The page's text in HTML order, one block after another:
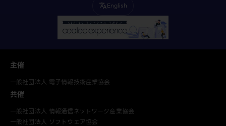
translateEnglish
主催
一般社団法人 電子情報技術産業協会
共催
一般社団法人 情報通信ネットワーク産業協会
一般社団法人 ソフトウェア協会